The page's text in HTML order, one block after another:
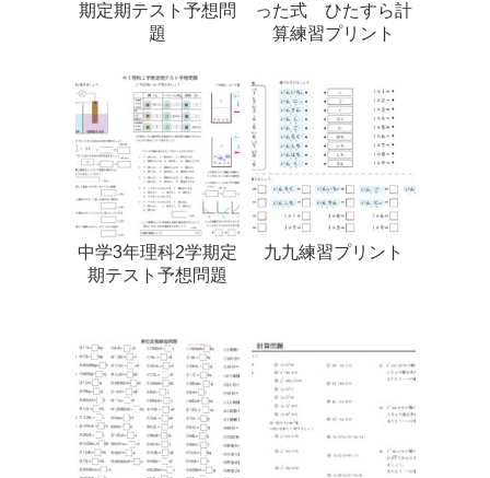
期定期テスト予想問
題
った式 ひたすら計
算練習プリント
中学3年理科2学期定
期テスト予想問題
九九練習プリント